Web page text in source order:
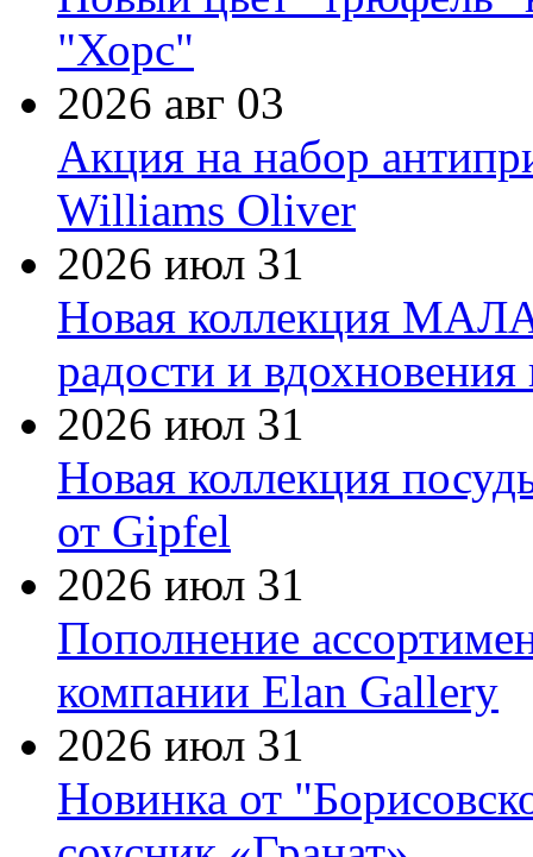
"Хорс"
2026 авг 03
Акция на набор
Williams Oliver
2026 июл 31
Новая коллекция
радости и
2026 июл 31
Новая коллекция
от Gipfel
2026 июл 31
Пополнение
компании Elan Gallery
2026 июл 31
Новинка от